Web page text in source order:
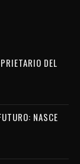
DEL
NASCE